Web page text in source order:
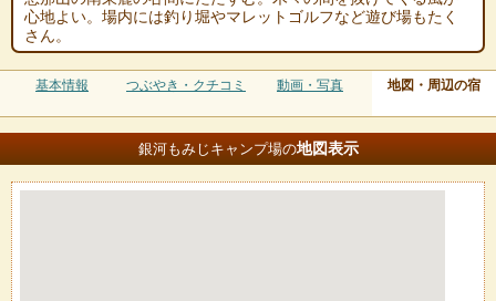
心地よい。場内には釣り堀やマレットゴルフなど遊び場もたく
さん。
基本情報 つぶやき・クチコミ 動画・写真 地図・周辺の宿
銀河もみじキャンプ場の地図表示